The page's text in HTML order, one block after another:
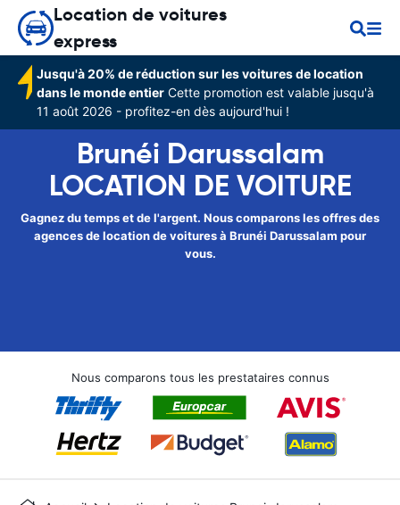
Location de voitures
express
Jusqu'à 20% de réduction sur les voitures de location
dans le monde entier Cette promotion est valable jusqu'à
11 août 2026 - profitez-en dès aujourd'hui !
Brunéi Darussalam
LOCATION DE VOITURE
Gagnez du temps et de l'argent. Nous comparons les offres des
agences de location de voitures à Brunéi Darussalam pour
vous.
Nous comparons tous les prestataires connus